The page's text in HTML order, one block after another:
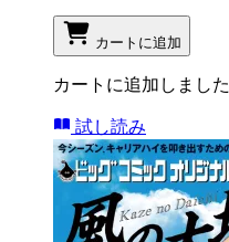
カートに追加
カートに追加しました
試し読み